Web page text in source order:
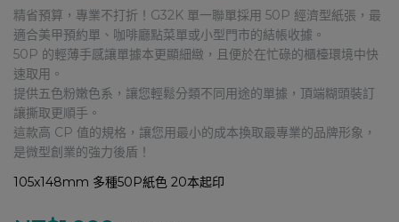
精省預算，專業不打折！G32K 單一聯單採用 50P 經濟型紙張，最
適合美甲預約單、咖啡廳點菜單或小型門市的結帳收據。
50P 的輕薄手感讓單據本更顯細緻，且便於在忙碌的櫃檯環境中快
速取用。
提供五色粉嫩色系，讓您輕鬆分類不同用途的單據，頂端糊頭裝訂
讓撕取更順手。
這款高 CP 值的規格，讓您用最小的成本換取最專業的品牌形象，
是微型創業的強力後盾！
105x148mm 多種50P紙色 20本起印